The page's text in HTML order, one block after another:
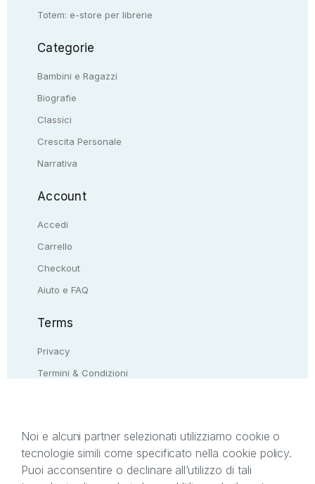
Totem: e-store per librerie
Categorie
Bambini e Ragazzi
Biografie
Classici
Crescita Personale
Narrativa
Account
Accedi
Carrello
Checkout
Aiuto e FAQ
Terms
Privacy
Termini & Condizioni
Il presente sito web è di proprietà di StreetLib S.r.l.
C.F. e P.IVA 05338720963. StreetLib S.r.l. è
Noi e alcuni partner selezionati utilizziamo cookie o
tecnologie simili come specificato nella cookie policy.
Puoi acconsentire o declinare all’utilizzo di tali